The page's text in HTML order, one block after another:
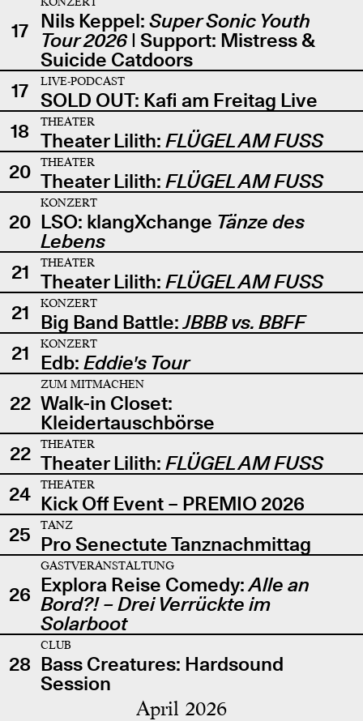
17 Nils Keppel: Super Sonic Youth
Tour 2026| Support: Mistress &
Suicide Catdoors
17
LIVE-PODCAST
SOLD OUT: Kafi am Freitag Live
18
THEATER
Theater Lilith: FLÜGEL AM FUSS
20
THEATER
Theater Lilith: FLÜGEL AM FUSS
20
KONZERT
LSO: klangXchange Tänze des
Lebens
21
THEATER
Theater Lilith: FLÜGEL AM FUSS
21
KONZERT
Big Band Battle:JBBB vs. BBFF
21
KONZERT
Edb: Eddie's Tour
22
ZUM MITMACHEN
Walk-in Closet:
Kleidertauschbörse
22
THEATER
Theater Lilith: FLÜGEL AM FUSS
24
THEATER
Kick Off Event – PREMIO 2026
25
TANZ
Pro Senectute Tanznachmittag
26
GASTVERANSTALTUNG
Explora Reise Comedy:Alle an
Bord?! – Drei Verrückte im
Solarboot
28
CLUB
Bass Creatures: Hardsound
Session
April 2026